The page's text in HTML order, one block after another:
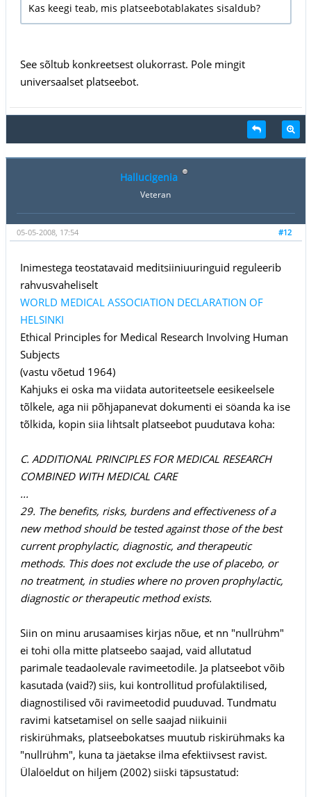
Kas keegi teab, mis platseebotablakates sisaldub?
See sõltub konkreetsest olukorrast. Pole mingit
universaalset platseebot.
Hallucigenia
Veteran
#12
05-05-2008, 17:54
Inimestega teostatavaid meditsiiniuuringuid reguleerib
rahvusvaheliselt
WORLD MEDICAL ASSOCIATION DECLARATION OF
HELSINKI
Ethical Principles for Medical Research Involving Human
Subjects
(vastu võetud 1964)
Kahjuks ei oska ma viidata autoriteetsele eesikeelsele
tõlkele, aga nii põhjapanevat dokumenti ei söanda ka ise
tõlkida, kopin siia lihtsalt platseebot puudutava koha:
C. ADDITIONAL PRINCIPLES FOR MEDICAL RESEARCH
COMBINED WITH MEDICAL CARE
...
29. The benefits, risks, burdens and effectiveness of a
new method should be tested against those of the best
current prophylactic, diagnostic, and therapeutic
methods. This does not exclude the use of placebo, or
no treatment, in studies where no proven prophylactic,
diagnostic or therapeutic method exists.
Siin on minu arusaamises kirjas nõue, et nn "nullrühm"
ei tohi olla mitte platseebo saajad, vaid allutatud
parimale teadaolevale ravimeetodile. Ja platseebot võib
kasutada (vaid?) siis, kui kontrollitud profülaktilised,
diagnostilised või ravimeetodid puuduvad. Tundmatu
ravimi katsetamisel on selle saajad niikuinii
riskirühmaks, platseebokatses muutub riskirühmaks ka
"nullrühm", kuna ta jäetakse ilma efektiivsest ravist.
Ülalöeldut on hiljem (2002) siiski täpsustatud: